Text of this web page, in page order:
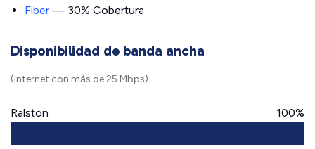
Fiber — 30% Cobertura
Disponibilidad de banda ancha
(Internet con más de 25 Mbps)
Ralston 100%